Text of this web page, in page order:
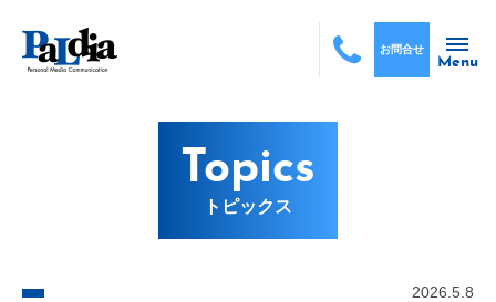
Menu
お問合せ
Topics
トピックス
2026.5.8